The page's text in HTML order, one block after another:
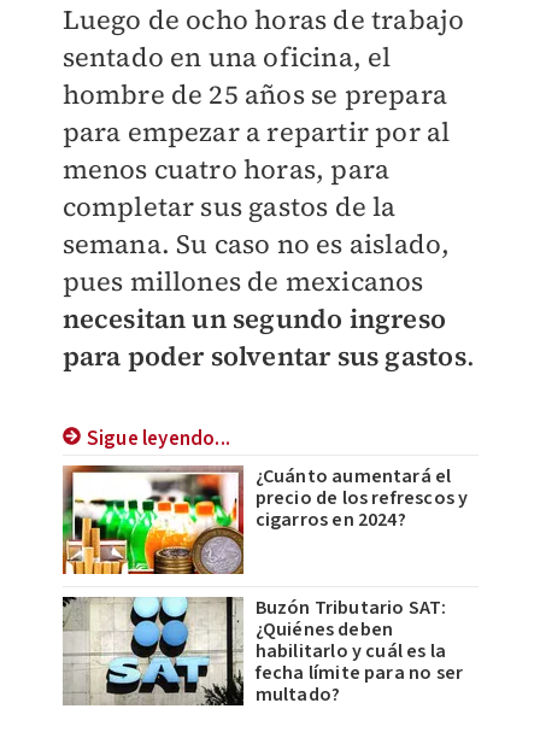
Luego de ocho horas de trabajo
sentado en una oficina, el
hombre de 25 años se prepara
para empezar a repartir por al
menos cuatro horas, para
completar sus gastos de la
semana. Su caso no es aislado,
pues millones de mexicanos
necesitan un segundo ingreso
para poder solventar sus gastos.
Sigue leyendo...
¿Cuánto aumentará el
precio de los refrescos y
cigarros en 2024?
Buzón Tributario SAT:
¿Quiénes deben
habilitarlo y cuál es la
fecha límite para no ser
multado?